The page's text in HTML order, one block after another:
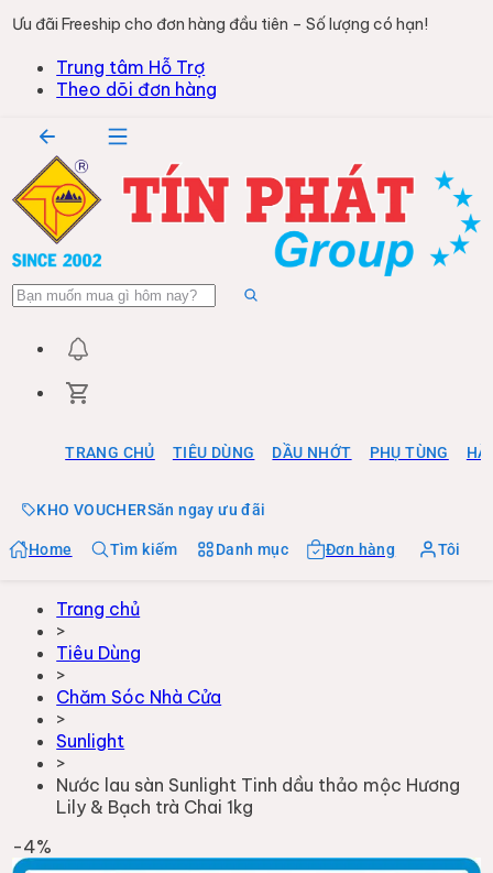
Ưu đãi Freeship cho đơn hàng đầu tiên – Số lượng có hạn!
Trung tâm Hỗ Trợ
Theo dõi đơn hàng
TRANG CHỦ TIÊU DÙNG DẦU NHỚT PHỤ TÙNG
KHO VOUCHERSăn ngay ưu đãi
Home Tìm kiếm Danh mục Đơn hàng Tôi
Trang chủ
>
Tiêu Dùng
>
Chăm Sóc Nhà Cửa
>
Sunlight
>
Nước lau sàn Sunlight Tinh dầu thảo mộc Hương
Lily & Bạch trà Chai 1kg
-4%